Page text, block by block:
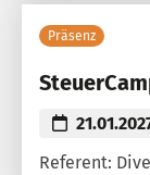
Präsenz
Referent: